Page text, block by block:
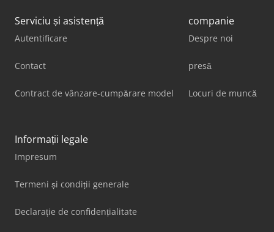
Serviciu și asistență
Autentificare
Contact
Contract de vânzare-cumpărare model
companie
Despre noi
presă
Locuri de muncă
Informații legale
Impresum
Termeni și condiții generale
Declarație de confidențialitate